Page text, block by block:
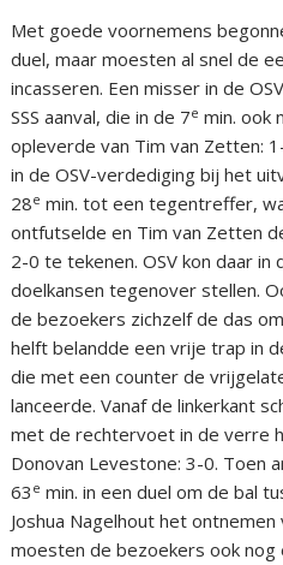
Met goede voornemens
duel, maar moesten al snel de
incasseren. Een misser in de
SSS aanval, die in de 7e min. ook
opleverde van Tim van Zetten:
in de OSV-verdediging bij het
28e min. tot een tegentreffer,
ontfutselde en Tim van Zetten
2-0 te tekenen. OSV kon daar
doelkansen tegenover stellen.
de bezoekers zichzelf de das
helft belandde een vrije trap in
die met een counter de
lanceerde. Vanaf de linkerkant
met de rechtervoet in de verre
Donovan Levestone: 3-0. Toen
63 e min. in een duel om de bal
Joshua Nagelhout het
moesten de bezoekers ook